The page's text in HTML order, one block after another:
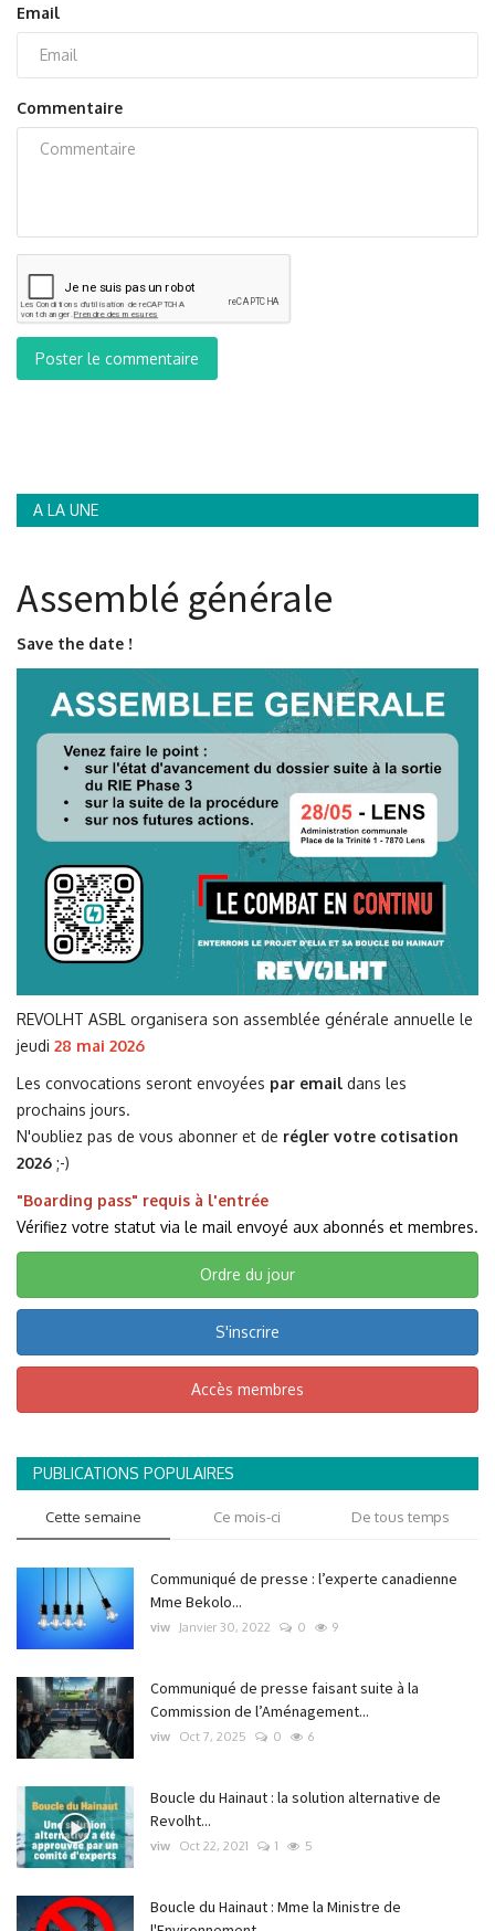
Email
Commentaire
Poster le commentaire
A LA UNE
Assemblé générale
Save the date !
REVOLHT ASBL organisera son assemblée générale annuelle le
jeudi 28 mai 2026
Les convocations seront envoyées par email dans les
prochains jours.
N'oubliez pas de vous abonner et de régler votre cotisation
2026 ;-)
"Boarding pass" requis à l'entrée
Vérifiez votre statut via le mail envoyé aux abonnés et membres.
Ordre du jour
S'inscrire
Accès membres
PUBLICATIONS POPULAIRES
Cette semaine Ce mois-ci De tous temps
Communiqué de presse : l’experte canadienne
Mme Bekolo...
viw Janvier 30, 2022 0 9
Communiqué de presse faisant suite à la
Commission de l’Aménagement...
viw Oct 7, 2025 0 6
Boucle du Hainaut : la solution alternative de
Revolht...
viw Oct 22, 2021 1 5
Boucle du Hainaut : Mme la Ministre de